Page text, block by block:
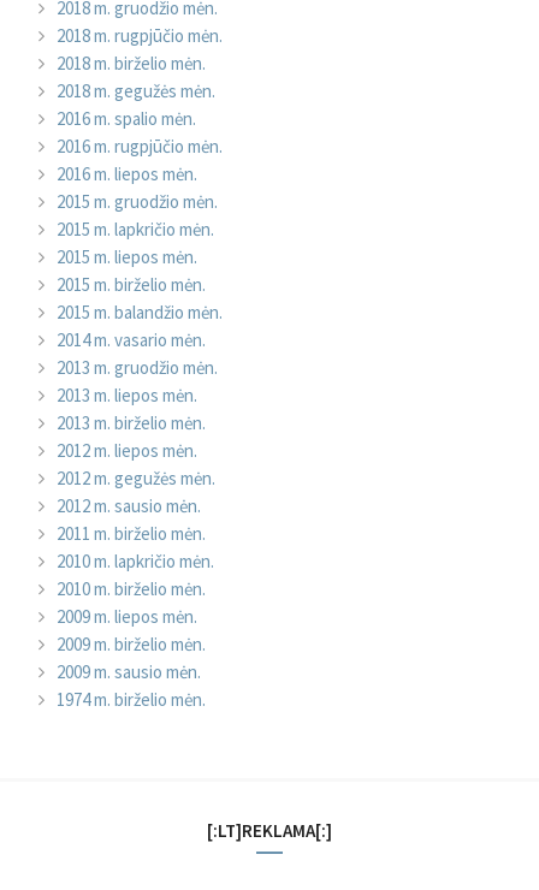
2018 m. gruodžio mėn.
2018 m. rugpjūčio mėn.
2018 m. birželio mėn.
2018 m. gegužės mėn.
2016 m. spalio mėn.
2016 m. rugpjūčio mėn.
2016 m. liepos mėn.
2015 m. gruodžio mėn.
2015 m. lapkričio mėn.
2015 m. liepos mėn.
2015 m. birželio mėn.
2015 m. balandžio mėn.
2014 m. vasario mėn.
2013 m. gruodžio mėn.
2013 m. liepos mėn.
2013 m. birželio mėn.
2012 m. liepos mėn.
2012 m. gegužės mėn.
2012 m. sausio mėn.
2011 m. birželio mėn.
2010 m. lapkričio mėn.
2010 m. birželio mėn.
2009 m. liepos mėn.
2009 m. birželio mėn.
2009 m. sausio mėn.
1974 m. birželio mėn.
[:LT]REKLAMA[:]